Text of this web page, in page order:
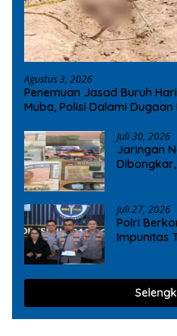
Agustus 3, 2026
Penemuan Jasad Buruh
Muba, Polisi Dalami
Juli 30, 2026
Jaringan
Juli 27, 2026
Polri
Impunitas